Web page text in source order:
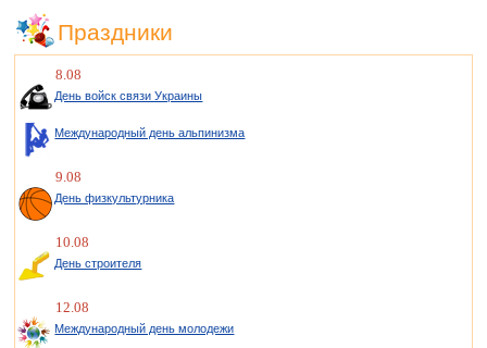
Праздники
8.08
День войск связи Украины
Международный день альпинизма
9.08
День физкультурника
10.08
День строителя
12.08
Международный день молодежи